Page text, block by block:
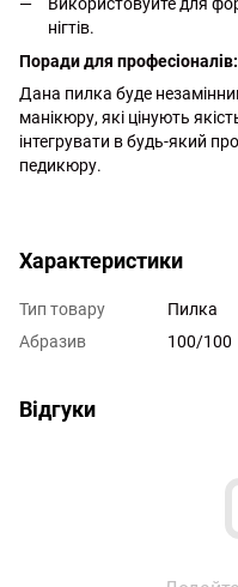
нігтів.
Поради для професіоналів:
Дана пилка буде
манікюру, які цінують
інтегрувати в будь-який
педикюру.
Характеристики
Тип товару
Пилка
Абразив
100/100
Відгуки